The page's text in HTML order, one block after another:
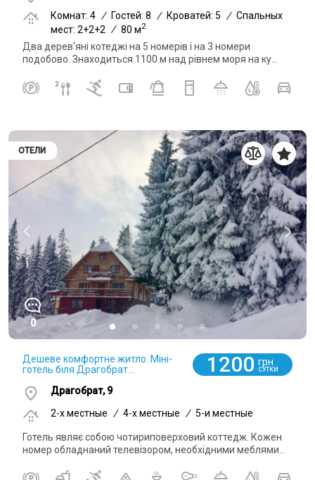
Комнат: 4 / Гостей: 8 / Кроватей: 5 / Спальных
мест: 2+2+2 / 80 м2
Два дерев'яні котеджі на 5 номерів і на 3 номери
подобово. Знаходиться 1100 м над рівнем моря на ку...
ОТЕЛИ
0
Дешеве комфортне житло. Міні-
готель біля Драгобрат...
1200 грн
СУТКИ
Драгобрат, 9
2-x местные
/ 4-x местные / 5-и местные
Готель являє собою чотириповерховий коттедж. Кожен
номер обладнаний телевізором, необхідними меблями...